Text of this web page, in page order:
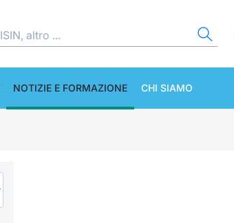
NOTIZIE E FORMAZIONE CHI SIAMO